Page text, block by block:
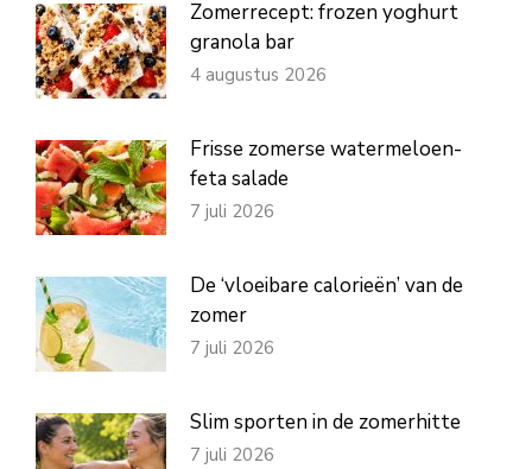
Zomerrecept: frozen yoghurt
granola bar
4 augustus 2026
Frisse zomerse watermeloen-
feta salade
7 juli 2026
De ‘vloeibare calorieën’ van de
zomer
7 juli 2026
Slim sporten in de zomerhitte
7 juli 2026